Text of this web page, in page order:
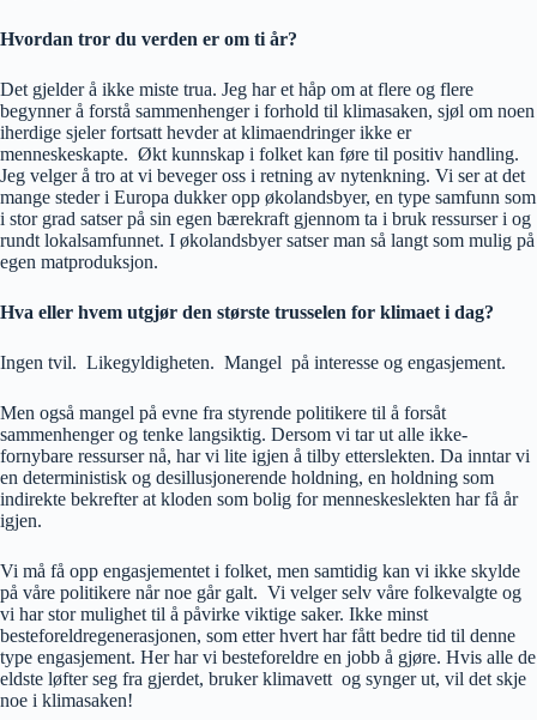
Hvordan tror du verden er om ti år?
Det gjelder å ikke miste trua. Jeg har et håp om at flere og flere
begynner å forstå sammenhenger i forhold til klimasaken, sjøl om noen
iherdige sjeler fortsatt hevder at klimaendringer ikke er
menneskeskapte. Økt kunnskap i folket kan føre til positiv handling.
Jeg velger å tro at vi beveger oss i retning av nytenkning. Vi ser at det
mange steder i Europa dukker opp økolandsbyer, en type samfunn som
i stor grad satser på sin egen bærekraft gjennom ta i bruk ressurser i og
rundt lokalsamfunnet. I økolandsbyer satser man så langt som mulig på
egen matproduksjon.
Hva eller hvem utgjør den største trusselen for klimaet i dag?
Ingen tvil. Likegyldigheten. Mangel på interesse og engasjement.
Men også mangel på evne fra styrende politikere til å forsåt
sammenhenger og tenke langsiktig. Dersom vi tar ut alle ikke-
fornybare ressurser nå, har vi lite igjen å tilby etterslekten. Da inntar vi
en deterministisk og desillusjonerende holdning, en holdning som
indirekte bekrefter at kloden som bolig for menneskeslekten har få år
igjen.
Vi må få opp engasjementet i folket, men samtidig kan vi ikke skylde
på våre politikere når noe går galt. Vi velger selv våre folkevalgte og
vi har stor mulighet til å påvirke viktige saker. Ikke minst
besteforeldregenerasjonen, som etter hvert har fått bedre tid til denne
type engasjement. Her har vi besteforeldre en jobb å gjøre. Hvis alle de
eldste løfter seg fra gjerdet, bruker klimavett og synger ut, vil det skje
noe i klimasaken!